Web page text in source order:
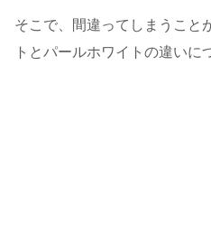
そこで、間違ってしまうこと
トとパールホワイトの違いに